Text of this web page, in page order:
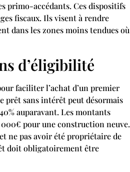
primo-accédants. Ces dispositifs
fiscaux. Ils visent à rendre
dans les zones moins tendues où
d’éligibilité
faciliter l’achat d’un premier
prêt sans intérêt peut désormais
auparavant. Les montants
pour une construction neuve.
ne pas avoir été propriétaire de
doit obligatoirement être